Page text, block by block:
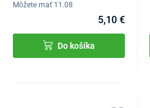
Môžete mať 11.08
5,10 €
Do košíka